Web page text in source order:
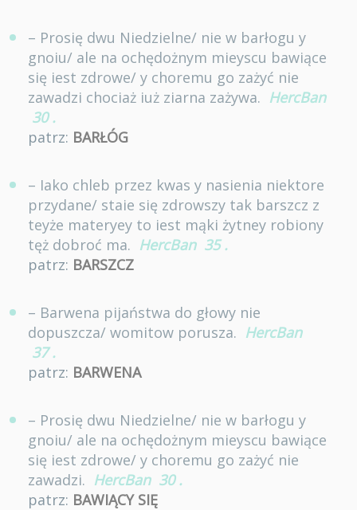
– Prosię dwu Niedzielne/ nie w barłogu y
gnoiu/ ale na ochędożnym mieyscu bawiące
się iest zdrowe/ y choremu go zażyć nie
zawadzi chociaż iuż ziarna zażywa. HercBan
30 .
patrz: BARŁÓG
– Iako chleb przez kwas y nasienia niektore
przydane/ staie się zdrowszy tak barszcz z
teyże materyey to iest mąki żytney robiony
tęż dobroć ma. HercBan 35 .
patrz: BARSZCZ
– Barwena pijaństwa do głowy nie
dopuszcza/ womitow porusza. HercBan
37 .
patrz: BARWENA
– Prosię dwu Niedzielne/ nie w barłogu y
gnoiu/ ale na ochędożnym mieyscu bawiące
się iest zdrowe/ y choremu go zażyć nie
zawadzi. HercBan 30 .
patrz: BAWIĄCY SIĘ